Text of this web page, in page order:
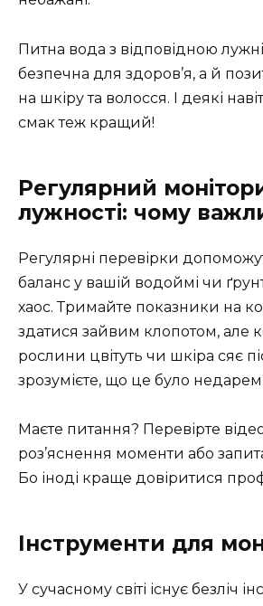
Питна вода з відповідною
безпечна для здоров’я, а й
на шкіру та волосся. І деякі
смак теж кращий!
Регулярний
лужності: чому
Регулярні перевірки
баланс у вашій водоймі чи
хаос. Тримайте показники на
здатися зайвим клопотом, але
рослини цвітуть чи шкіра сяє
зрозумієте, що це було
Маєте питання? Перевірте
роз’яснення моменти або
Бо іноді краще довіритися
Інструменти для
У сучасному світі існує безліч